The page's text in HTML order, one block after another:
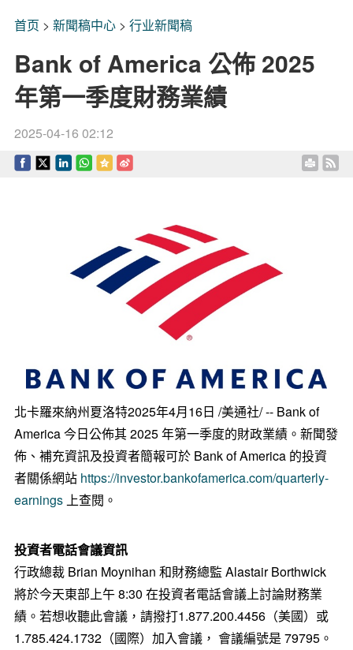
首页 > 新聞稿中心> 行业新聞稿
Bank of America 公佈 2025
年第一季度財務業績
2025-04-16 02:12
北卡羅來納州夏洛特2025年4月16日 /美通社/ -- Bank of
America 今日公佈其 2025 年第一季度的財政業績。新聞發
佈、補充資訊及投資者簡報可於 Bank of America 的投資
者關係網站 https://investor.bankofamerica.com/quarterly-
earnings上查閱。
投資者電話會議資訊
行政總裁 Brian Moynihan 和財務總監 Alastair Borthwick
將於今天東部上午 8:30 在投資者電話會議上討論財務業
績。若想收聽此會議，請撥打1.877.200.4456（美國）或
1.785.424.1732（國際）加入會議， 會議編號是 79795。